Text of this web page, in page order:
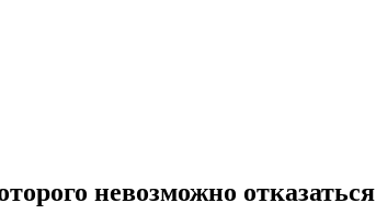
невозможно отказаться